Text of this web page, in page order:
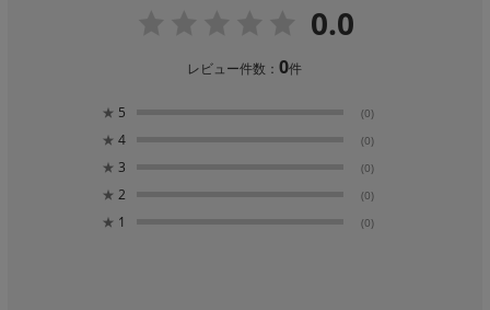
0.0
レビュー件数：0件
★ 5 (0)
★ 4 (0)
★ 3 (0)
★ 2 (0)
★ 1 (0)